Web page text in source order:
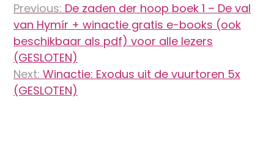
navigatie
Previous: De zaden der hoop boek 1 – De val
van Hymír + winactie gratis e-books (ook
beschikbaar als pdf) voor alle lezers
(GESLOTEN)
Next: Winactie: Exodus uit de vuurtoren 5x
(GESLOTEN)